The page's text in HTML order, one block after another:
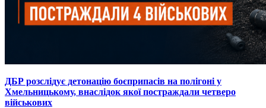
ДБР розслідує детонацію боєприпасів на полігоні у
Хмельницькому, внаслідок якої постраждали четверо
військових